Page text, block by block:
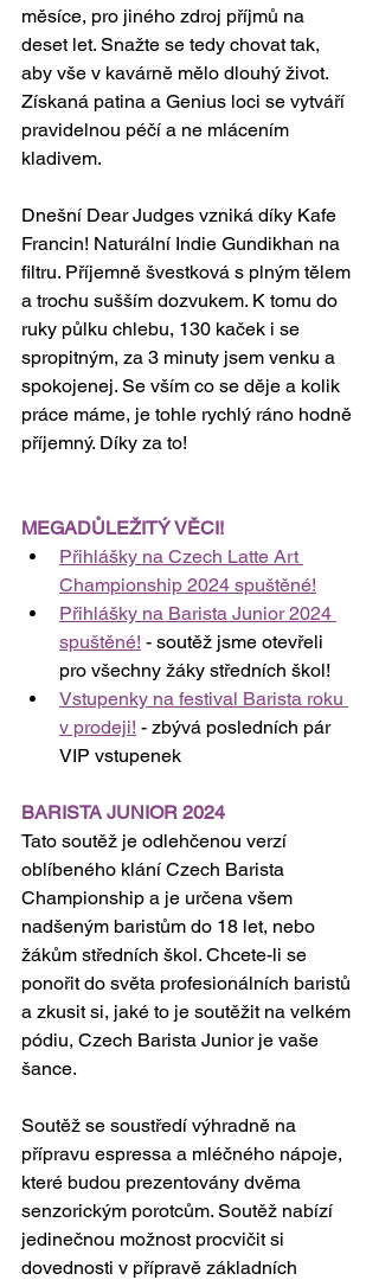
měsíce, pro jiného zdroj příjmů na
deset let. Snažte se tedy chovat tak,
aby vše v kavárně mělo dlouhý život.
Získaná patina a Genius loci se vytváří
pravidelnou péčí a ne mlácením
kladivem.
Dnešní Dear Judges vzniká díky Kafe
Francin! Naturální Indie Gundikhan na
filtru. Příjemně švestková s plným tělem
a trochu sušším dozvukem. K tomu do
ruky půlku chlebu, 130 kaček i se
spropitným, za 3 minuty jsem venku a
spokojenej. Se vším co se děje a kolik
práce máme, je tohle rychlý ráno hodně
příjemný. Díky za to!
MEGADŮLEŽITÝ VĚCI!
Přihlášky na Czech Latte Art
Championship 2024 spuštěné!
Přihlášky na Barista Junior 2024
spuštěné! - soutěž jsme otevřeli
pro všechny žáky středních škol!
Vstupenky na festival Barista roku
v prodeji! - zbývá posledních pár
VIP vstupenek
BARISTA JUNIOR 2024
Tato soutěž je odlehčenou verzí
oblíbeného klání Czech Barista
Championship a je určena všem
nadšeným baristům do 18 let, nebo
žákům středních škol. Chcete-li se
ponořit do světa profesionálních baristů
a zkusit si, jaké to je soutěžit na velkém
pódiu, Czech Barista Junior je vaše
šance.
Soutěž se soustředí výhradně na
přípravu espressa a mléčného nápoje,
které budou prezentovány dvěma
senzorickým porotcům. Soutěž nabízí
jedinečnou možnost procvičit si
dovednosti v přípravě základních